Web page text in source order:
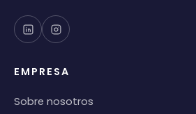
EMPRESA
Sobre nosotros